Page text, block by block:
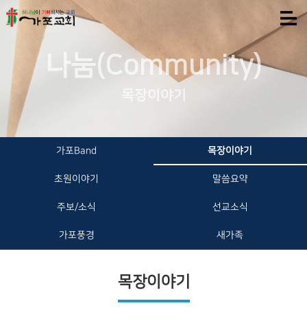
나눔(Community)
목장이야기
가포Band 목장이야기
초원이야기 말씀요약
주보/소식 선교소식
가포풍경 새가족
목장이야기